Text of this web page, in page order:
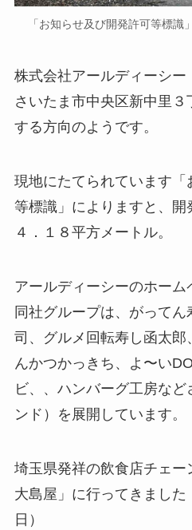
「お知らせ及び開発許可等標識
株式会社アールディーシー
さいたま市中央区新中里
する方向のようです。
現地にたてられています
等標識」によりますと、開
４．１８平方メートル。
アールディーシーのホーム
同社グループは、がって
司、グルメ回転寿し函太郎
んかつかっきち、よ〜い
ビ、、ハンバーグ工房な
ンド）を展開しています。
埼玉県発祥の飲食店チェ
大島屋」に行ってきました
日）